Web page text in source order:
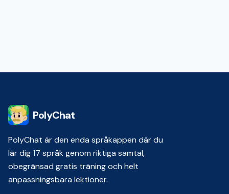
PolyChat
PolyChat är den enda språkappen där du
lär dig 17 språk genom riktiga samtal,
obegränsad gratis träning och helt
anpassningsbara lektioner.